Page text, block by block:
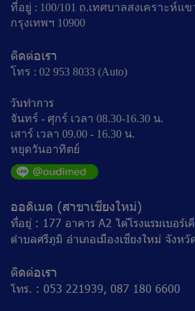
ที่อยู่ : 100/101 ถ.เทศบาลสงเคราะห์แ
กรุงเทพฯ 10900
ติดต่อเรา
โทร : 02 953 8033 (Auto)
วันทำการ
จันทร์ - ศุกร์ เวลา 08.30-16.30 น.
เสาร์ เวลา 09.00 - 16.30 น.
หยุดวันอาทิตย์
ออดิเมด (สาขาเชียงใหม่)
ที่อยู่ : 177 อาคาร A2 ไต้โรงแรมเบอร์เ
ตำบลศรีภูมิ อำเภอเมืองเชียงใหม่ จังหวั
ติดต่อเรา
โทร. : 053 221939, 087 180 6600